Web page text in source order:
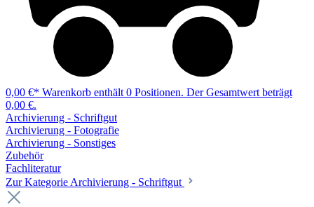
0,00 €* Warenkorb enthält 0 Positionen. Der Gesamtwert beträgt
0,00 €.
Archivierung - Schriftgut
Archivierung - Fotografie
Archivierung - Sonstiges
Zubehör
Fachliteratur
Zur Kategorie Archivierung - Schriftgut